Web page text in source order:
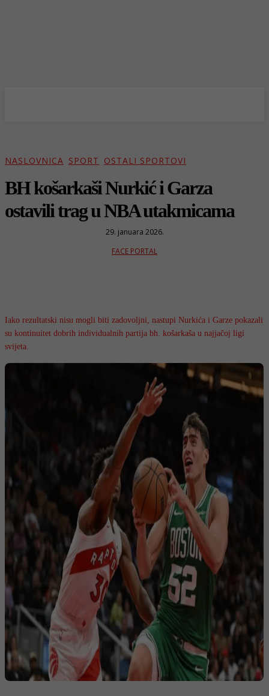
NASLOVNICA SPORT OSTALI SPORTOVI
BH košarkaši Nurkić i Garza
ostavili trag u NBA utakmicama
29. januara 2026.
FACE PORTAL
Iako rezultatski nisu mogli biti zadovoljni, nastupi Nurkića i Garze pokazali
su kontinuitet dobrih individualnih partija bh. košarkaša u najjačoj ligi
svijeta.